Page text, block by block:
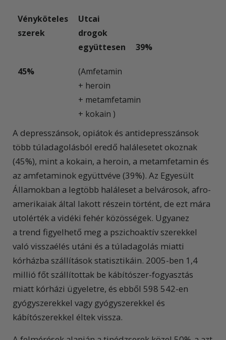
Vényköteles
szerek
Utcai
drogok
együttesen
39%
45%
(Amfetamin
+ heroin
+ metamfetamin
+ kokain )
A depresszánsok, opiátok és antidepresszánsok
több túladagolásból eredő halálesetet okoznak
(45%), mint a kokain, a heroin, a metamfetamin és
az amfetaminok együttvéve (39%). Az Egyesült
Államokban a legtöbb haláleset a belvárosok, afro-
amerikaiak által lakott részein történt, de ezt mára
utolérték a vidéki fehér közösségek. Ugyanez
a trend figyelhető meg a pszichoaktív szerekkel
való visszaélés utáni és a túladagolás miatti
kórházba szállítások statisztikáin. 2005-ben 1,4
millió főt szállítottak be kábítószer-fogyasztás
miatt kórházi ügyeletre, és ebből 598 542-en
gyógyszerekkel vagy gyógyszerekkel és
kábítószerekkel éltek vissza.